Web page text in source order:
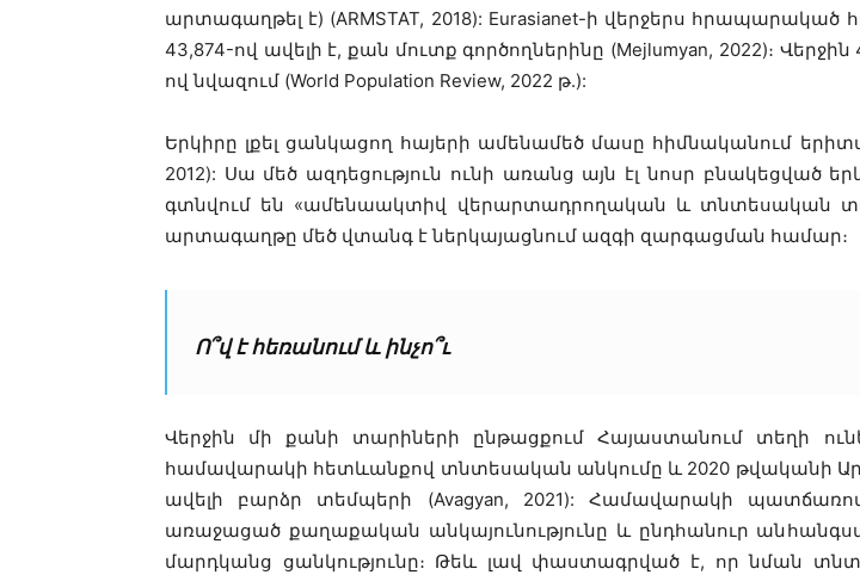
արտագաղթել է) (ARMSTAT, 2018): Eurasianet-ի վերջերս
43,874-ով ավելի է, քան մուտք գործողներինը (Mejlumyan, 2022)։
ով նվազում (World Population Review, 2022 թ.):
Երկիրը լքել ցանկացող հայերի ամենամեծ մասը հիմնականում
2012): Սա մեծ ազդեցություն ունի առանց այն էլ նոսր բնակեցված
գտնվում են «ամենաակտիվ վերարտադրողական և տնտեսական
արտագաղթը մեծ վտանգ է ներկայացնում ազգի զարգացման համար։
Ո՞վ է հեռանում և ինչո՞ւ
Վերջին մի քանի տարիների ընթացքում Հայաստանում տեղի
համավարակի հետևանքով տնտեսական անկումը և 2020 թվականի
ավելի բարձր տեմպերի (Avagyan, 2021): Համավարակի
առաջացած քաղաքական անկայունությունը և ընդհանուր
մարդկանց ցանկությունը։ Թեև լավ փաստագրված է, որ նման